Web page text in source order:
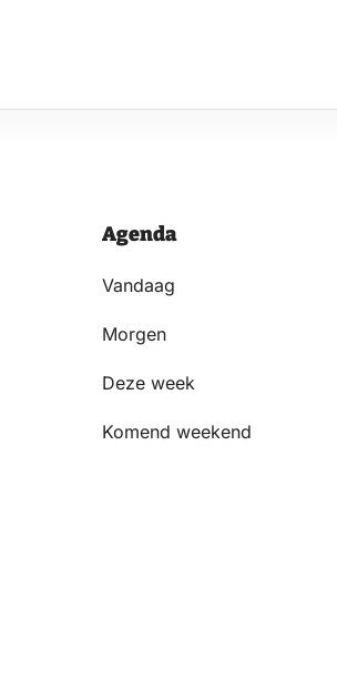
Agenda
Vandaag
Morgen
Deze week
Komend weekend